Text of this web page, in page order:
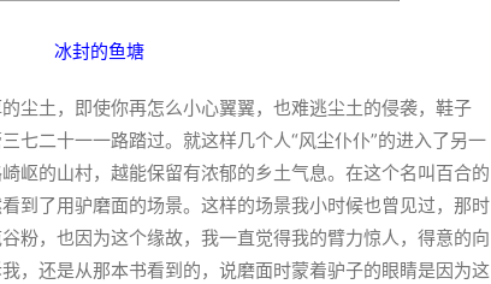
冰封的鱼塘
尘土，即使你再怎么小心翼翼，也难逃尘土的侵袭，鞋子
七二十一一路踏过。就这样几个人“风尘仆仆”的进入了另一
岖的山村，越能保留有浓郁的乡土气息。在这个名叫百合的
到了用驴磨面的场景。这样的场景我小时候也曾见过，那时
粉，也因为这个缘故，我一直觉得我的臂力惊人，得意的向
，还是从那本书看到的，说磨面时蒙着驴子的眼睛是因为这